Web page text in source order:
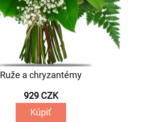
Ruže a chryzantémy
929 CZK
Kúpiť